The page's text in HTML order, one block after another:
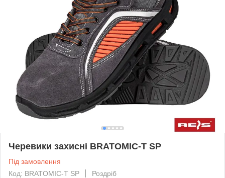
Черевики захисні BRATOMIC-T SP
Під замовлення
Код: BRATOMIC-T SP
Роздріб